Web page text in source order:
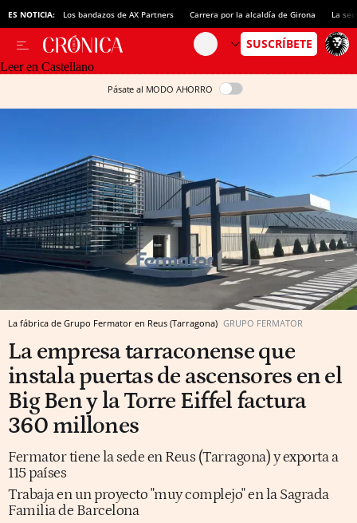
ES NOTICIA: Los bandazos de AX Partners Carrera por la alcaldía de Girona La
Leer en Castellano
Pásate al MODO AHORRO
La fábrica de Grupo Fermator en Reus (Tarragona) GRUPO FERMATOR
La empresa tarraconense que
instala puertas de ascensores en el
Big Ben y la Torre Eiffel factura
360 millones
Fermator tiene la sede en Reus (Tarragona) y exporta a
115 países
Trabaja en un proyecto "muy complejo" en la Sagrada
Familia de Barcelona